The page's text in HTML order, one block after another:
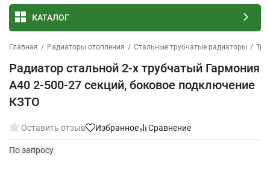
КАТАЛОГ
Главная / Радиаторы отопления / Стальные трубчатые радиаторы /
Радиатор стальной 2-х трубчатый Гармония
А40 2-500-27 секций, боковое подключение
КЗТО
Оставить отзыв Избранное Сравнение
По запросу